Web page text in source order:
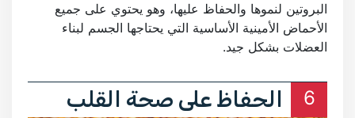
البروتين لنموها والحفاظ عليها، وهو يحتوي على جميع
الأحماض الأمينية الأساسية التي يحتاجها الجسم لبناء
العضلات بشكل جيد.
6 الحفاظ على صحة القلب